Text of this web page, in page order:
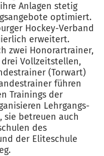
Anlagen stetig
optimiert.
Hockey-Verband
erweitert.
zwei Honorartrainer,
Vollzeitstellen,
(Torwart)
führen
Trainings der
Lehrgangs-
sie betreuen auch
des
der Eliteschule